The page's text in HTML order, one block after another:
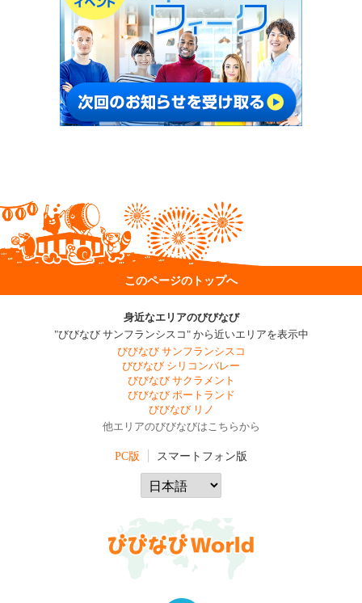
このページのトップへ
身近なエリアのびびなび
"びびなび サンフランシスコ" から近いエリアを表示中
びびなび サンフランシスコ
びびなび シリコンバレー
びびなび サクラメント
びびなび ポートランド
びびなび リノ
他エリアのびびなびはこちらから
PC版 スマートフォン版